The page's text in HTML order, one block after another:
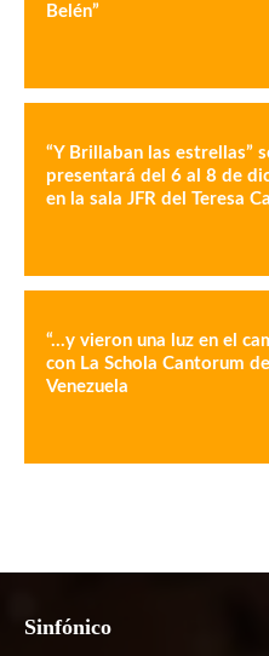
Belén”
“Y Brillaban las estrellas”
presentará del 6 al 8 de
en la sala JFR del Teresa
“…y vieron una luz en el
con La Schola Cantorum de
Venezuela
Sinfónico